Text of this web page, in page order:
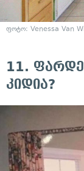
ფოტო: Venessa Van
11.
კიდია?